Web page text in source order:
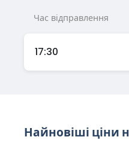
Час відправлення
17:30
Найновіші ціни